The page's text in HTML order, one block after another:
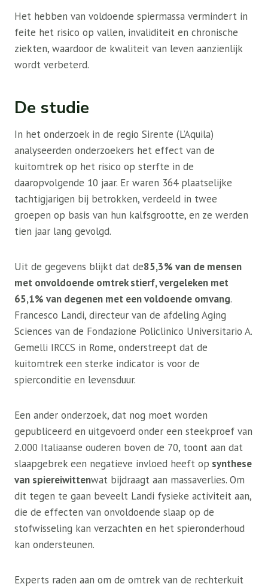
Het hebben van voldoende spiermassa vermindert in
feite het risico op vallen, invaliditeit en chronische
ziekten, waardoor de kwaliteit van leven aanzienlijk
wordt verbeterd.
De studie
In het onderzoek in de regio Sirente (L’Aquila)
analyseerden onderzoekers het effect van de
kuitomtrek op het risico op sterfte in de
daaropvolgende 10 jaar. Er waren 364 plaatselijke
tachtigjarigen bij betrokken, verdeeld in twee
groepen op basis van hun kalfsgrootte, en ze werden
tien jaar lang gevolgd.
Uit de gegevens blijkt dat de85,3% van de mensen
met onvoldoende omtrek stierf, vergeleken met
65,1% van degenen met een voldoende omvang.
Francesco Landi, directeur van de afdeling Aging
Sciences van de Fondazione Policlinico Universitario A.
Gemelli IRCCS in Rome, onderstreept dat de
kuitomtrek een sterke indicator is voor de
spierconditie en levensduur.
Een ander onderzoek, dat nog moet worden
gepubliceerd en uitgevoerd onder een steekproef van
2.000 Italiaanse ouderen boven de 70, toont aan dat
slaapgebrek een negatieve invloed heeft op synthese
van spiereiwittenwat bijdraagt ​​aan massaverlies. Om
dit tegen te gaan beveelt Landi fysieke activiteit aan,
die de effecten van onvoldoende slaap op de
stofwisseling kan verzachten en het spieronderhoud
kan ondersteunen.
Experts raden aan om de omtrek van de rechterkuit